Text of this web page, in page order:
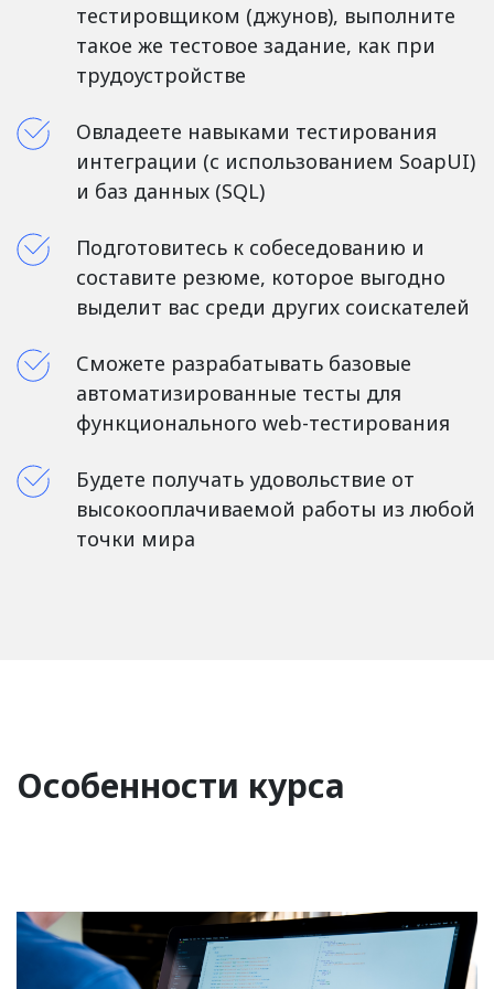
тестировщиком (джунов), выполните
такое же тестовое задание, как при
трудоустройстве
Овладеете навыками тестирования
интеграции (с использованием SoapUI)
и баз данных (SQL)
Подготовитесь к собеседованию и
составите резюме, которое выгодно
выделит вас среди других соискателей
Сможете разрабатывать базовые
автоматизированные тесты для
функционального web-тестирования
Будете получать удовольствие от
высокооплачиваемой работы из любой
точки мира
Особенности курса